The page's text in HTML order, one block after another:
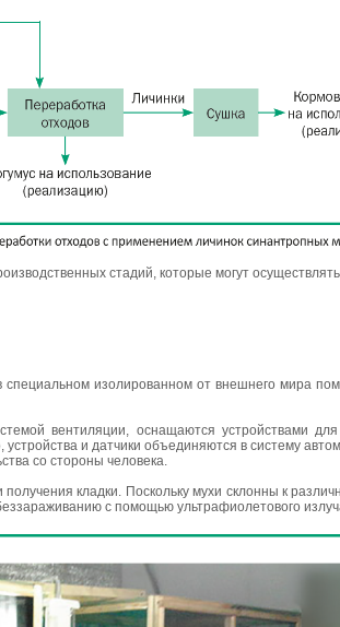
стадий, которые могут
специальном изолированном от внешнего мира
вентиляции, оснащаются устройствами
и датчики объединяются в систему
со стороны человека.
кладки. Поскольку мухи склонны к
с помощью ультрафиолетового